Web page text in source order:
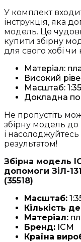
У комплект
інструкція, яка
модель. Це
купити збірну
для свого хобі чи
Матеріал:
Високий
Масштаб: 1:35
Докладна
Не пропустіть
збірну модель до
і
результатом!
Збірна модель
допомоги ЗіЛ-
(35518)
Масштаб:
Кількість
Матеріал:
Бренд: ICM
Країна